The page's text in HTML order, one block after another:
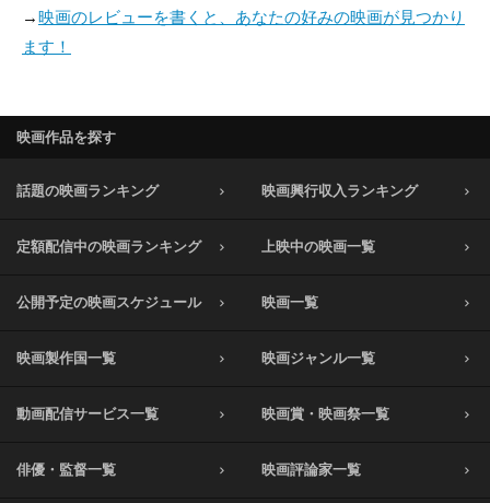
→映画のレビューを書くと、あなたの好みの映画が見つかり
ます！
映画作品を探す
話題の映画ランキング 映画興行収入ランキング
定額配信中の映画ランキング 上映中の映画一覧
公開予定の映画スケジュール 映画一覧
映画製作国一覧 映画ジャンル一覧
動画配信サービス一覧 映画賞・映画祭一覧
俳優・監督一覧 映画評論家一覧